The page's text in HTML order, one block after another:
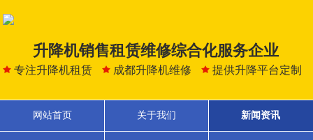
升降机销售租赁维修综合化服务企业
专注升降机租赁 成都升降机维修 提供升降平台定制
网站首页 关于我们 新闻资讯